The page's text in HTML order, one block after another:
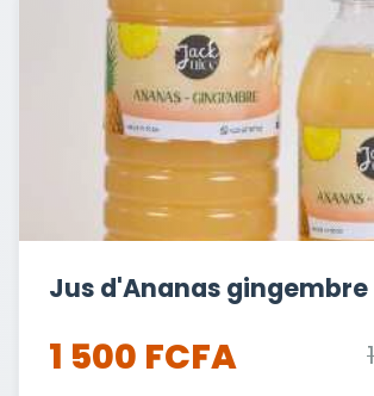
Jus d'Ananas gingembre
1 500 FCFA